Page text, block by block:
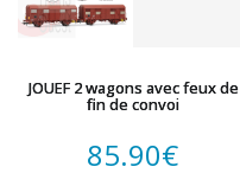
JOUEF 2 wagons avec feux de
fin de convoi
85.90€